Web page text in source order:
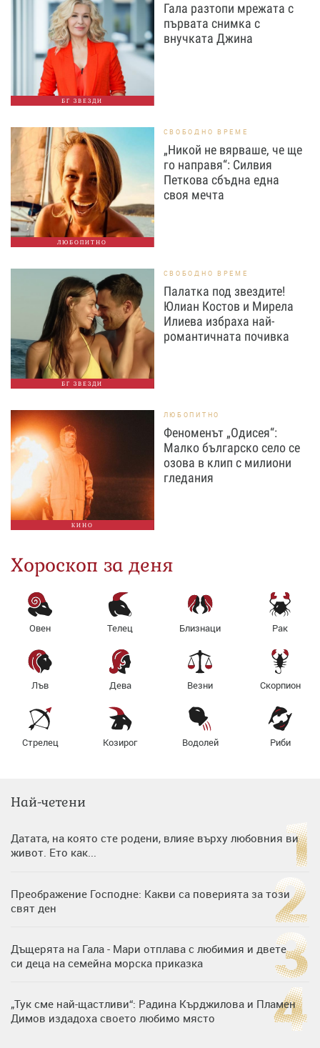
БГ ЗВЕЗДИ
Гала разтопи мрежата с
първата снимка с
внучката Джина
ЛЮБОПИТНО
СВОБОДНО ВРЕМЕ
„Никой не вярваше, че ще
го направя“: Силвия
Петкова сбъдна една
своя мечта
БГ ЗВЕЗДИ
СВОБОДНО ВРЕМЕ
Палатка под звездите!
Юлиан Костов и Мирела
Илиева избраха най-
романтичната почивка
КИНО
ЛЮБОПИТНО
Феноменът „Одисея“:
Малко българско село се
озова в клип с милиони
гледания
Хороскоп за деня
Овен Телец Близнаци Рак
Лъв Дева Везни Скорпион
Стрелец Козирог Водолей Риби
Най-четени
Датата, на която сте родени, влияе върху любовния ви
живот. Ето как...
Преображение Господне: Какви са поверията за този
свят ден
Дъщерята на Гала - Мари отплава с любимия и двете
си деца на семейна морска приказка
„Тук сме най-щастливи“: Радина Кърджилова и Пламен
Димов издадоха своето любимо място